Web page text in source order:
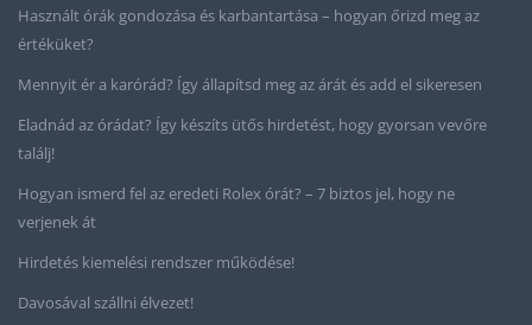
Használt órák gondozása és karbantartása – hogyan őrizd meg az
értéküket?
Mennyit ér a karórád? Így állapítsd meg az árát és add el sikeresen
Eladnád az órádat? Így készíts ütős hirdetést, hogy gyorsan vevőre
találj!
Hogyan ismerd fel az eredeti Rolex órát? – 7 biztos jel, hogy ne
verjenek át
Hirdetés kiemelési rendszer működése!
Davosával szállni élvezet!